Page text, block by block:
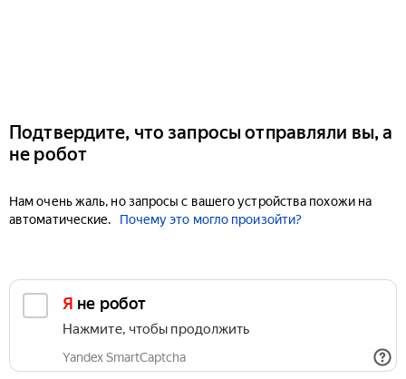
Подтвердите, что запросы отправляли вы, а
не робот
Нам очень жаль, но запросы с вашего устройства похожи на
автоматические.
Почему это могло произойти?
Я не робот
Нажмите, чтобы продолжить
Yandex SmartCaptcha